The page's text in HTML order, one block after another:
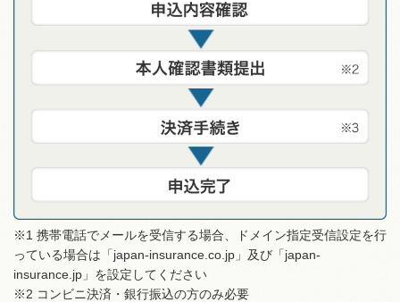
※1 携帯電話でメールを受信する場合、ドメイン指定受信設定を行
っている場合は「japan-insurance.co.jp」及び「japan-
insurance.jp」を設定してください
※2 コンビニ決済・銀行振込の方のみ必要